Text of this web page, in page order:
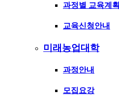
과정별 교육계획
교육신청안내
미래농업대학
과정안내
모집요강